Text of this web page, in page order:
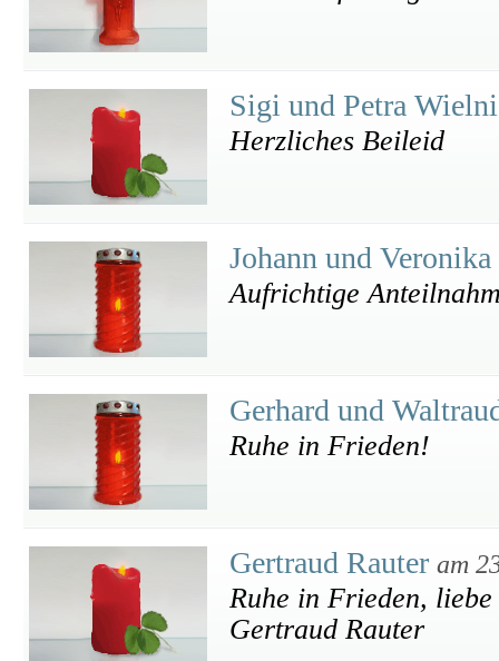
Sigi und Petra
Herzliches Beileid
Johann und
Aufrichtige
Gerhard und
Ruhe in Frieden!
Gertraud Rauter am
Ruhe in Frieden,
Gertraud Rauter